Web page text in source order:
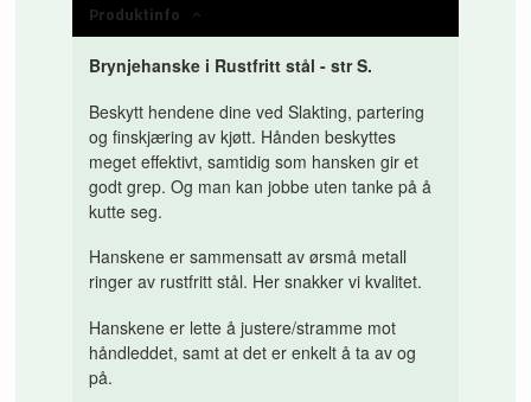
Produktinfo
Brynjehanske i Rustfritt stål - str S.
Beskytt hendene dine ved Slakting, partering
og finskjæring av kjøtt. Hånden beskyttes
meget effektivt, samtidig som hansken gir et
godt grep. Og man kan jobbe uten tanke på å
kutte seg.
Hanskene er sammensatt av ørsmå metall
ringer av rustfritt stål. Her snakker vi kvalitet.
Hanskene er lette å justere/stramme mot
håndleddet, samt at det er enkelt å ta av og
på.